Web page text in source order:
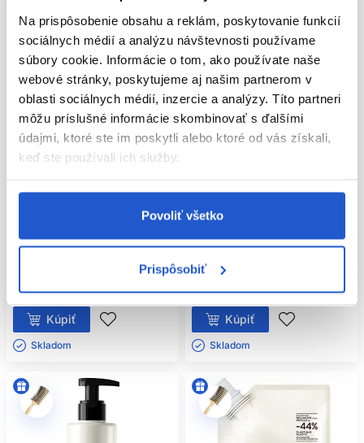
Na prispôsobenie obsahu a reklám, poskytovanie funkcií
sociálnych médií a analýzu návštevnosti používame
súbory cookie. Informácie o tom, ako používate naše
webové stránky, poskytujeme aj našim partnerom v
oblasti sociálnych médií, inzercie a analýzy. Títo partneri
môžu príslušné informácie skombinovať s ďalšími
údajmi, ktoré ste im poskytli alebo ktoré od vás získali,
keď ste používali ich služby.
Povoliť všetko
Prispôsobiť
Oficiálna distribúcia
L'Oréal Professionnel Metal Detox
hĺbkovo vyživujúca maska na
Masky na poškodené vlasy
19.90 €
Kúpiť
Skladom ㅤ
L'Oréal Professionnel Metal Detox
hĺbkovo vyživujúca maska na
Masky na poškodené vlasy
10.60 €
Kúpiť
Skladom ㅤ